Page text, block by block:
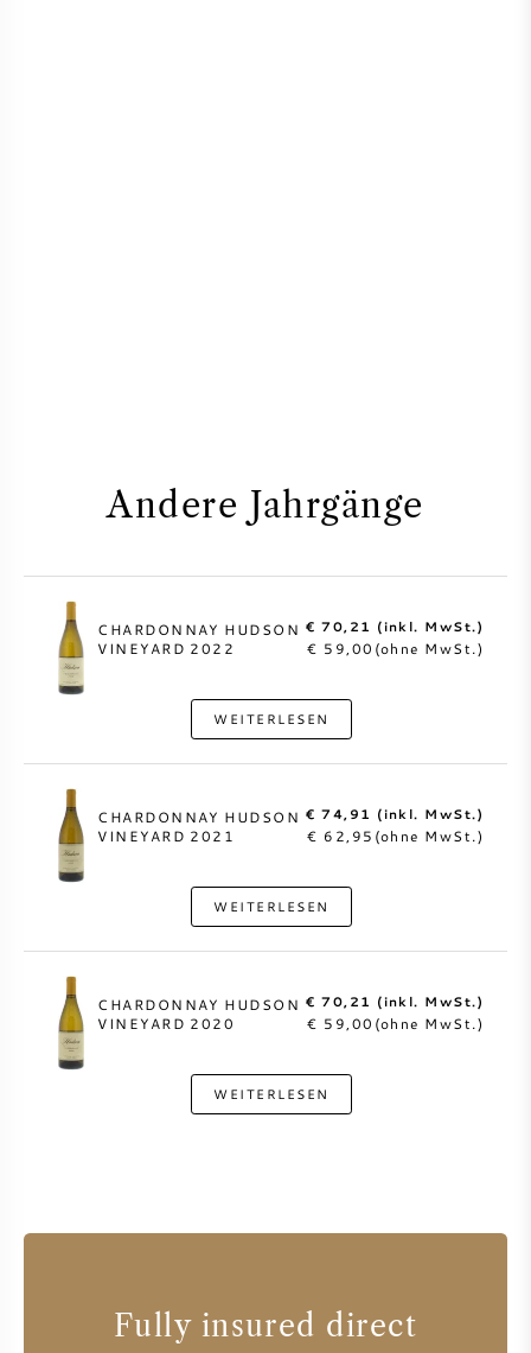
Andere Jahrgänge
CHARDONNAY HUDSON
VINEYARD 2022
€ 70,21 (inkl. MwSt.)
€ 59,00(ohne MwSt.)
WEITERLESEN
CHARDONNAY HUDSON
VINEYARD 2021
€ 74,91 (inkl. MwSt.)
€ 62,95(ohne MwSt.)
WEITERLESEN
CHARDONNAY HUDSON
VINEYARD 2020
€ 70,21 (inkl. MwSt.)
€ 59,00(ohne MwSt.)
WEITERLESEN
Fully insured direct